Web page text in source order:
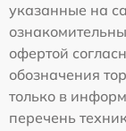
указанные на
офертой
обозначения
только в
перечень